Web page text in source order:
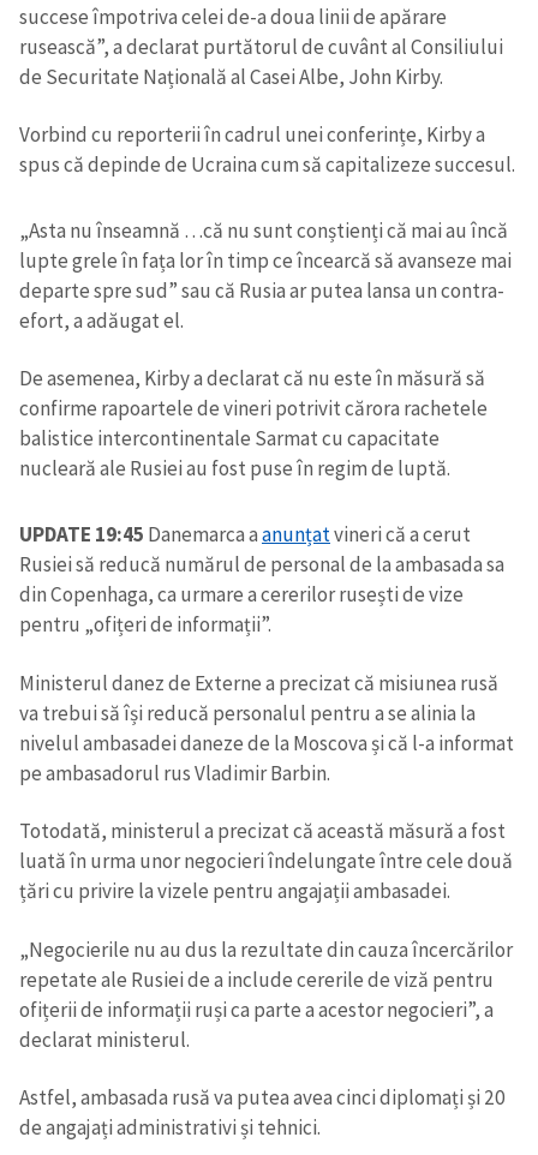
succese împotriva celei de-a doua linii de apărare
rusească”, a declarat purtătorul de cuvânt al Consiliului
de Securitate Națională al Casei Albe, John Kirby.
Vorbind cu reporterii în cadrul unei conferințe, Kirby a
spus că depinde de Ucraina cum să capitalizeze succesul.
„Asta nu înseamnă …că nu sunt conștienți că mai au încă
lupte grele în fața lor în timp ce încearcă să avanseze mai
departe spre sud” sau că Rusia ar putea lansa un contra-
efort, a adăugat el.
De asemenea, Kirby a declarat că nu este în măsură să
confirme rapoartele de vineri potrivit cărora rachetele
balistice intercontinentale Sarmat cu capacitate
nucleară ale Rusiei au fost puse în regim de luptă.
UPDATE 19:45 Danemarca aanunțatvineri că a cerut
Rusiei să reducă numărul de personal de la ambasada sa
din Copenhaga, ca urmare a cererilor rusești de vize
pentru „ofițeri de informații”.
Ministerul danez de Externe a precizat că misiunea rusă
va trebui să își reducă personalul pentru a se alinia la
nivelul ambasadei daneze de la Moscova și că l-a informat
pe ambasadorul rus Vladimir Barbin.
Totodată, ministerul a precizat că această măsură a fost
luată în urma unor negocieri îndelungate între cele două
țări cu privire la vizele pentru angajații ambasadei.
„Negocierile nu au dus la rezultate din cauza încercărilor
repetate ale Rusiei de a include cererile de viză pentru
ofițerii de informații ruși ca parte a acestor negocieri”, a
declarat ministerul.
Astfel, ambasada rusă va putea avea cinci diplomați și 20
de angajați administrativi și tehnici.